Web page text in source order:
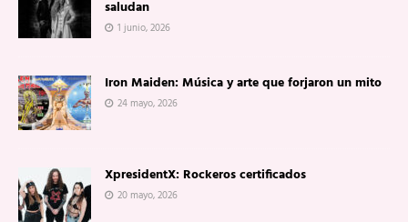
saludan
1 junio, 2026
Iron Maiden: Música y arte que forjaron un mito
24 mayo, 2026
XpresidentX: Rockeros certificados
20 mayo, 2026